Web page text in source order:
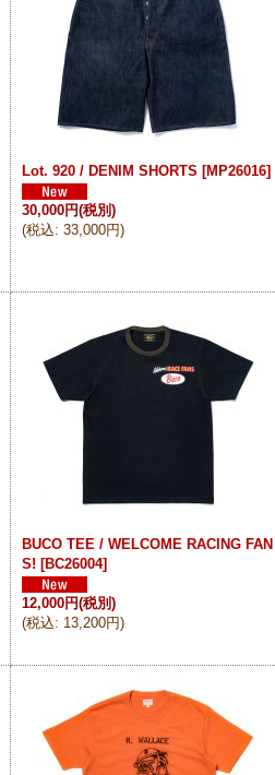
Lot. 920 / DENIM SHORTS [MP26016]
30,000円(税別)
(税込: 33,000円)
BUCO TEE / WELCOME RACING FAN
S! [BC26004]
12,000円(税別)
(税込: 13,200円)